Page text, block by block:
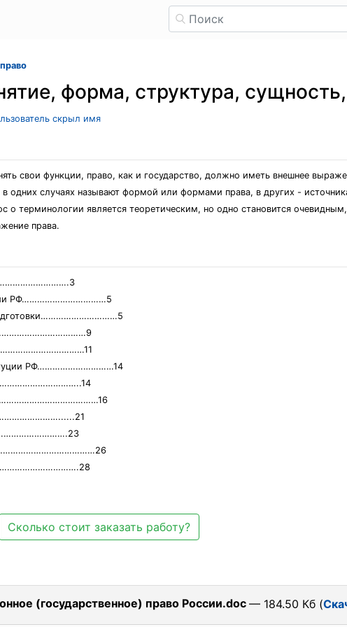
форма, структура,
скрыл имя
свои функции, право, как и государство, должно иметь внешнее
в одних случаях называют формой или формами права, в других -
о терминологии является теоретическим, но одно становится
права.
РФ……………………………5
подготовки…………………………5
РФ…………………………14
Сколько стоит заказать работу?
(государственное) право России.doc — 184.50 Кб (